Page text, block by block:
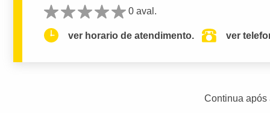
0 aval.
ver horario de atendimento. ver
Continua após